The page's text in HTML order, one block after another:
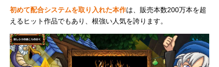
初めて配合システムを取り入れた本作は、販売本数200万本を超
えるヒット作品でもあり、根強い人気を誇ります。